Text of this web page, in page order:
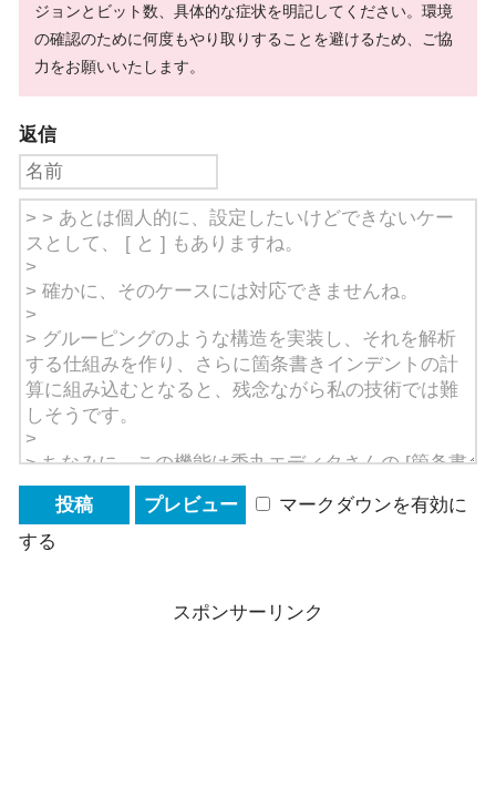
ジョンとビット数、具体的な症状を明記してください。環境
の確認のために何度もやり取りすることを避けるため、ご協
力をお願いいたします。
返信
マークダウンを有効に
する
スポンサーリンク